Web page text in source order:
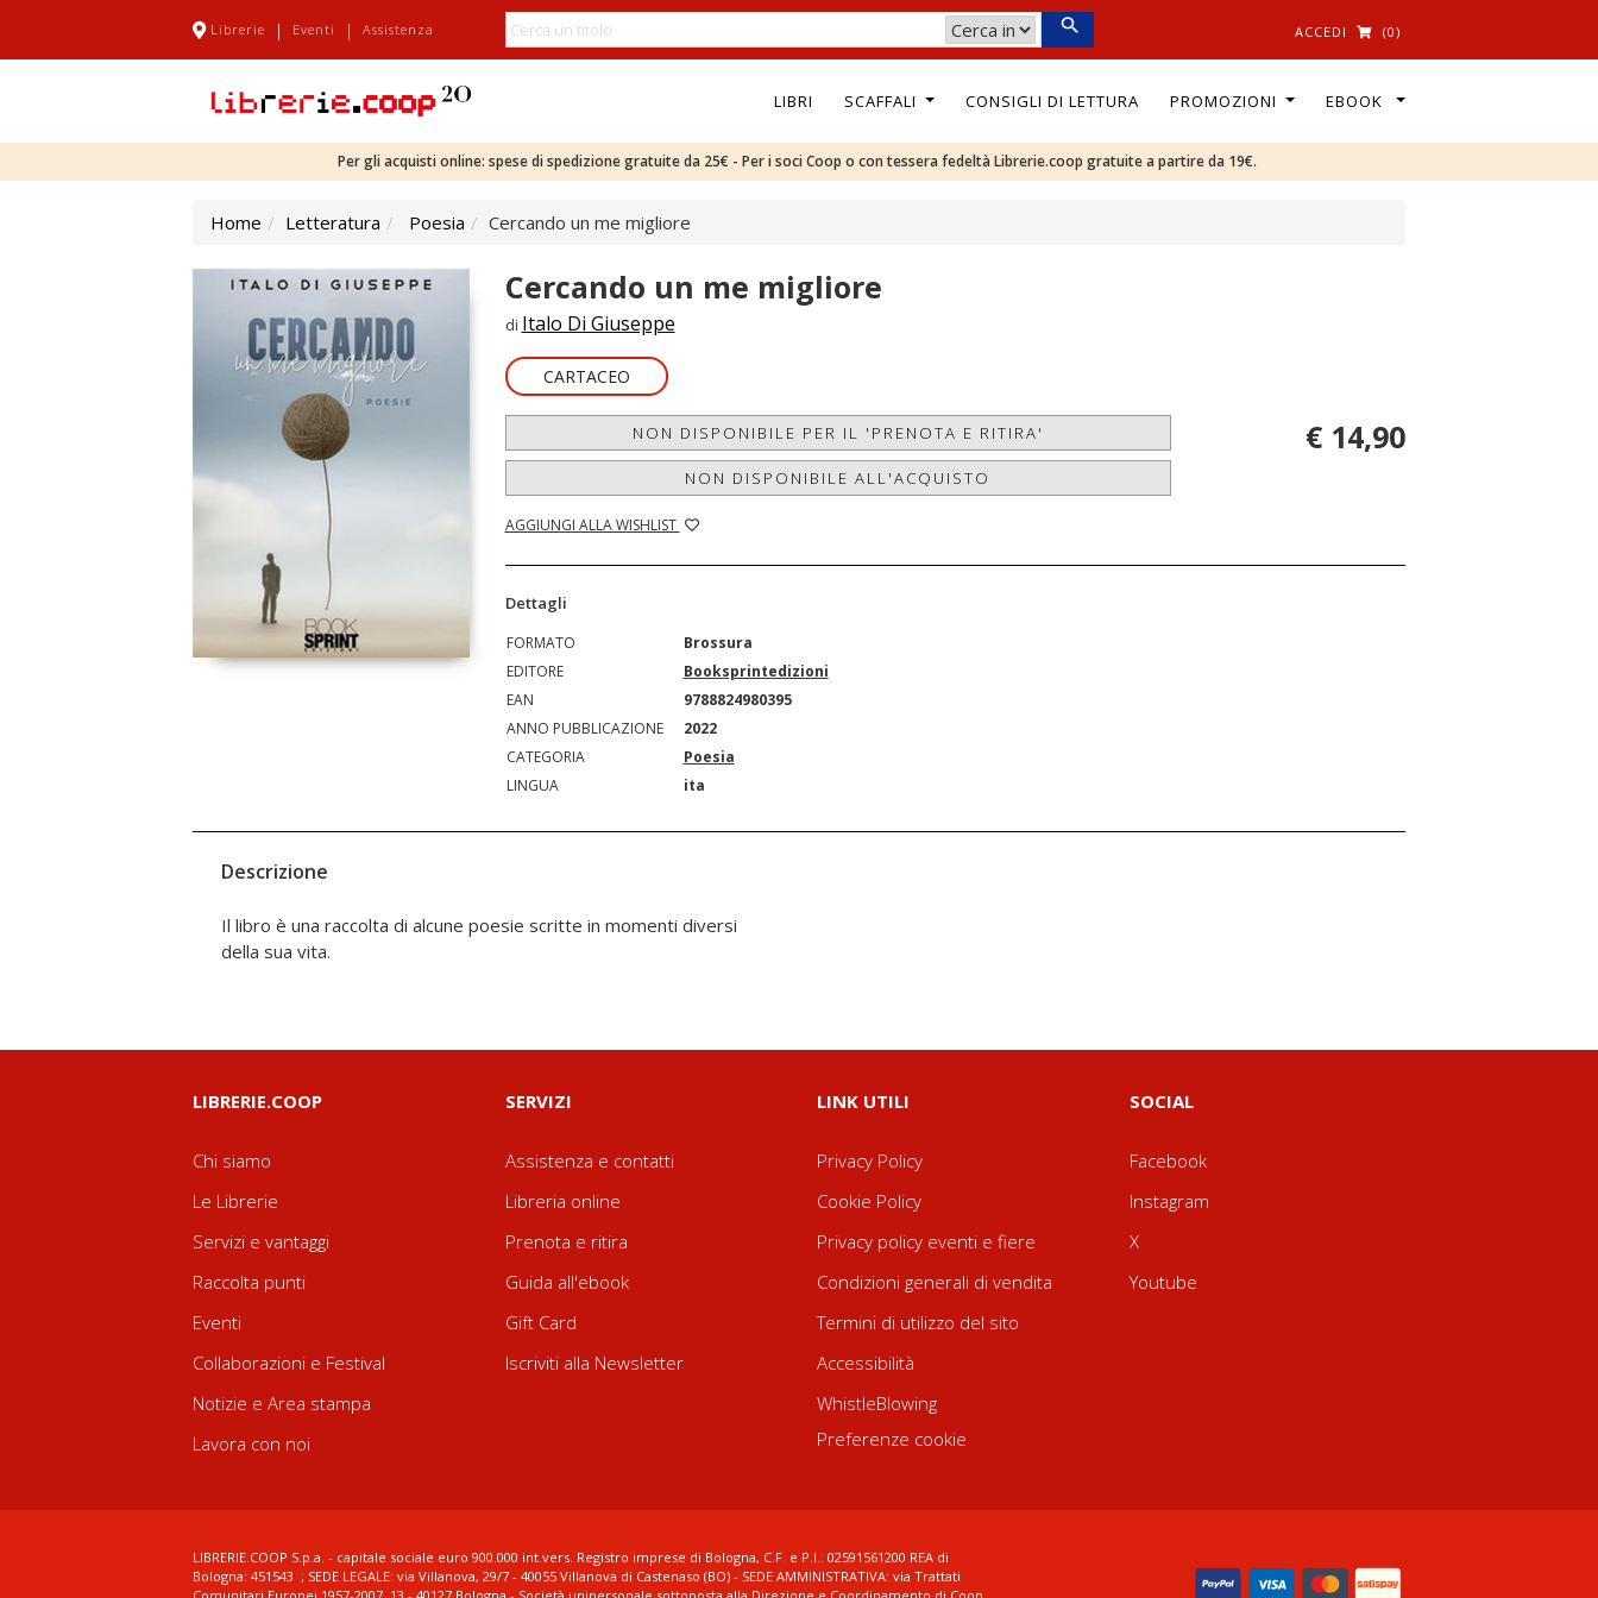
Librerie | Eventi | Assistenza ACCEDI (0)
LIBRI SCAFFALI CONSIGLI DI LETTURA PROMOZIONI EBOOK
Per gli acquisti online: spese di spedizione gratuite da 25€ - Per i soci Coop o con tessera fedeltà Librerie.coop gratuite a partire da 19€.
Home Letteratura Poesia Cercando un me migliore
Cercando un me migliore
di Italo Di Giuseppe
CARTACEO
NON DISPONIBILE PER IL 'PRENOTA E RITIRA'
NON DISPONIBILE ALL'ACQUISTO
AGGIUNGI ALLA WISHLIST
€ 14,90
Dettagli
FORMATO
Brossura
EDITORE
Booksprintedizioni
EAN
9788824980395
ANNO PUBBLICAZIONE
2022
CATEGORIA
Poesia
LINGUA
ita
Descrizione
Il libro è una raccolta di alcune poesie scritte in momenti diversi
della sua vita.
LIBRERIE.COOP
Chi siamo
Le Librerie
Servizi e vantaggi
Raccolta punti
Eventi
Collaborazioni e Festival
Notizie e Area stampa
Lavora con noi
SERVIZI
Assistenza e contatti
Libreria online
Prenota e ritira
Guida all'ebook
Gift Card
Iscriviti alla Newsletter
LINK UTILI
Privacy Policy
Cookie Policy
Privacy policy eventi e fiere
Condizioni generali di vendita
Termini di utilizzo del sito
Accessibilità
WhistleBlowing
Preferenze cookie
SOCIAL
Facebook
Instagram
X
Youtube
LIBRERIE.COOP S.p.a. - capitale sociale euro 900.000 int.vers. Registro imprese di Bologna, C.F. e P.I.: 02591561200 REA di
Bologna: 451543 ; SEDE LEGALE: via Villanova, 29/7 - 40055 Villanova di Castenaso (BO) - SEDE AMMINISTRATIVA: via Trattati